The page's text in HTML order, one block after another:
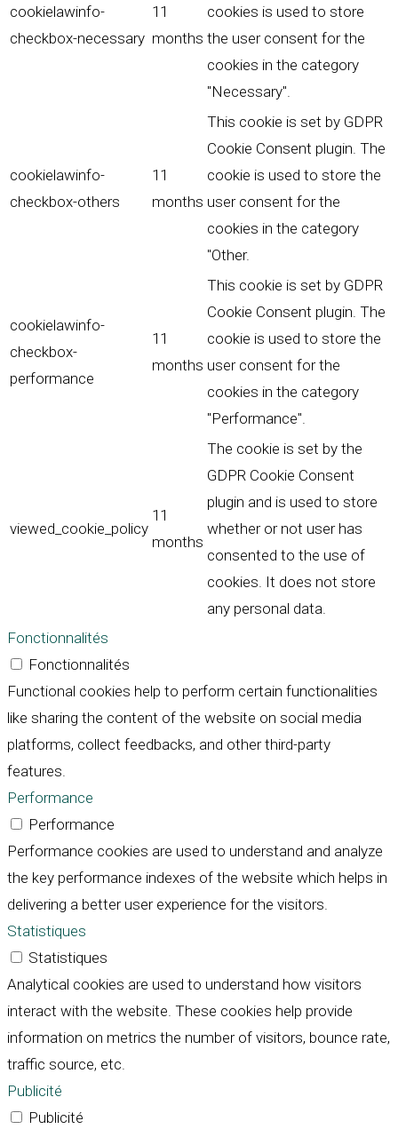
cookielawinfo-
checkbox-necessary
11
months
cookies is used to store
the user consent for the
cookies in the category
"Necessary".
cookielawinfo-
checkbox-others
11
months
This cookie is set by GDPR
Cookie Consent plugin. The
cookie is used to store the
user consent for the
cookies in the category
"Other.
cookielawinfo-
checkbox-
performance
11
months
This cookie is set by GDPR
Cookie Consent plugin. The
cookie is used to store the
user consent for the
cookies in the category
"Performance".
viewed_cookie_policy
11
months
The cookie is set by the
GDPR Cookie Consent
plugin and is used to store
whether or not user has
consented to the use of
cookies. It does not store
any personal data.
Fonctionnalités
Fonctionnalités
Functional cookies help to perform certain functionalities
like sharing the content of the website on social media
platforms, collect feedbacks, and other third-party
features.
Performance
Performance
Performance cookies are used to understand and analyze
the key performance indexes of the website which helps in
delivering a better user experience for the visitors.
Statistiques
Statistiques
Analytical cookies are used to understand how visitors
interact with the website. These cookies help provide
information on metrics the number of visitors, bounce rate,
traffic source, etc.
Publicité
Publicité